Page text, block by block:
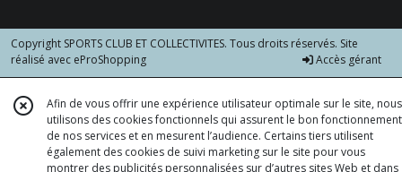
Copyright SPORTS CLUB ET COLLECTIVITES. Tous droits réservés. Site
réalisé avec eProShopping Accès gérant
Afin de vous offrir une expérience utilisateur optimale sur le site, nous
utilisons des cookies fonctionnels qui assurent le bon fonctionnement
de nos services et en mesurent l’audience. Certains tiers utilisent
également des cookies de suivi marketing sur le site pour vous
montrer des publicités personnalisées sur d’autres sites Web et dans